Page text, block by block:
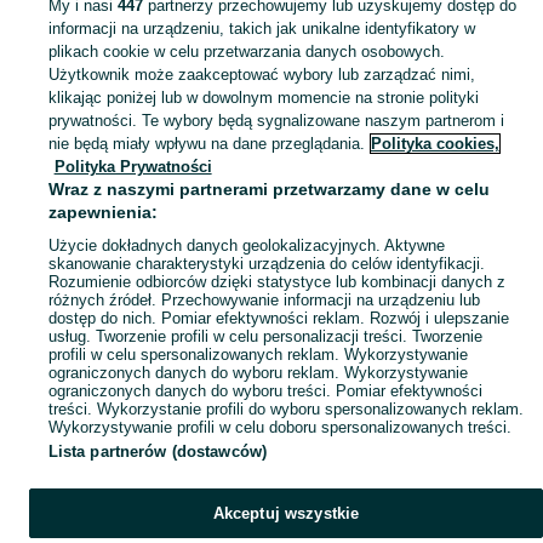
My i nasi 447partnerzy przechowujemy lub uzyskujemy dostęp do
informacji na urządzeniu, takich jak unikalne identyfikatory w
plikach cookie w celu przetwarzania danych osobowych.
Użytkownik może zaakceptować wybory lub zarządzać nimi,
klikając poniżej lub w dowolnym momencie na stronie polityki
prywatności. Te wybory będą sygnalizowane naszym partnerom i
nie będą miały wpływu na dane przeglądania. Polityka cookies,
Polityka Prywatności
Wraz z naszymi partnerami przetwarzamy dane w celu
zapewnienia:
Użycie dokładnych danych geolokalizacyjnych. Aktywne
skanowanie charakterystyki urządzenia do celów identyfikacji.
Rozumienie odbiorców dzięki statystyce lub kombinacji danych z
różnych źródeł. Przechowywanie informacji na urządzeniu lub
dostęp do nich. Pomiar efektywności reklam. Rozwój i ulepszanie
usług. Tworzenie profili w celu personalizacji treści. Tworzenie
profili w celu spersonalizowanych reklam. Wykorzystywanie
ograniczonych danych do wyboru reklam. Wykorzystywanie
ograniczonych danych do wyboru treści. Pomiar efektywności
treści. Wykorzystanie profili do wyboru spersonalizowanych reklam.
Wykorzystywanie profili w celu doboru spersonalizowanych treści.
Lista partnerów (dostawców)
Akceptuj wszystkie